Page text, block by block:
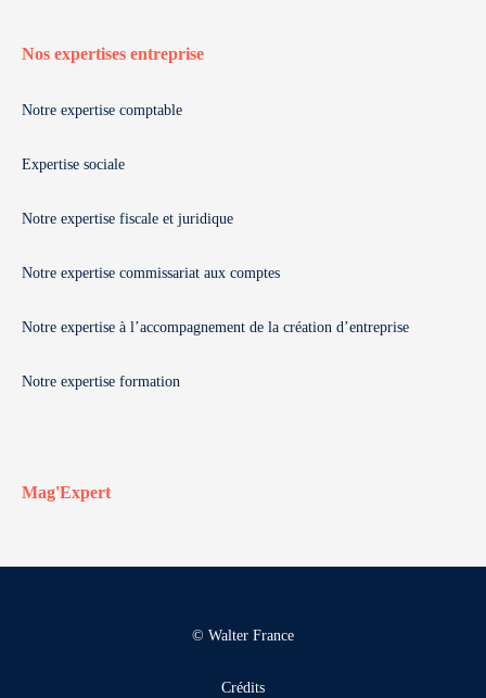
Nos expertises entreprise
Notre expertise comptable
Expertise sociale
Notre expertise fiscale et juridique
Notre expertise commissariat aux comptes
Notre expertise à l’accompagnement de la création d’entreprise
Notre expertise formation
Mag'Expert
© Walter France
Crédits